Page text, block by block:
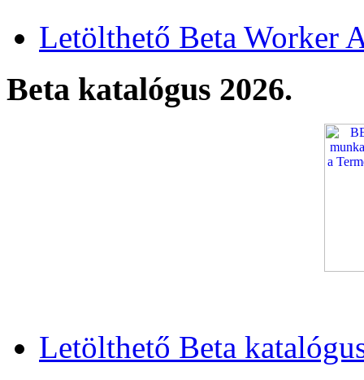
Letölthető Beta Worker
Beta katalógus 2026.
Letölthető Beta